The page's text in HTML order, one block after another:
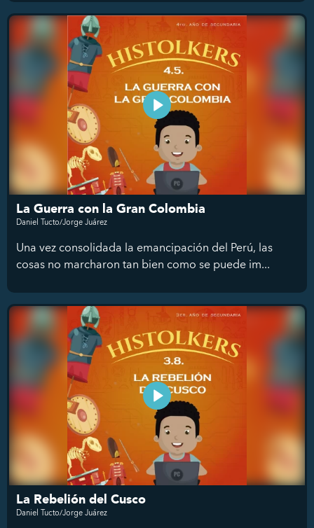
La Guerra con la Gran Colombia
Daniel Tucto/Jorge Juárez
Una vez consolidada la emancipación del Perú, las
cosas no marcharon tan bien como se puede im...
La Rebelión del Cusco
Daniel Tucto/Jorge Juárez